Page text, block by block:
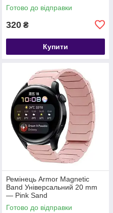
Готово до відправки
320 ₴
Купити
Ремінець Armor Magnetic
Band Універсальний 20 mm
— Pink Sand
Готово до відправки